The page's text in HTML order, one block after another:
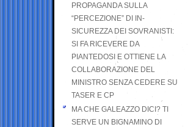
PROPAGANDA SULLA
“PERCEZIONE” DI IN-
SICUREZZA DEI SOVRANISTI:
SI FA RICEVERE DA
PIANTEDOSI E OTTIENE LA
COLLABORAZIONE DEL
MINISTRO SENZA CEDERE SU
TASER E CP
MA CHE GALEAZZO DICI? TI
SERVE UN BIGNAMINO DI